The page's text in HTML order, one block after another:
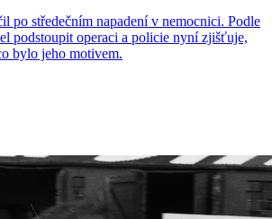
po středečním napadení v nemocnici. Podle
podstoupit operaci a policie nyní zjišťuje,
bylo jeho motivem.